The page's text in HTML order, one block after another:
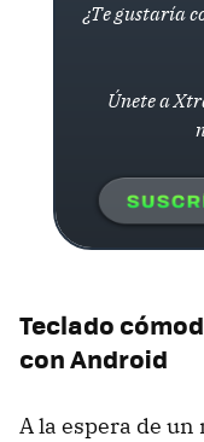
¿Te gustaría
Únete a
Teclado
con Android
A la espera de